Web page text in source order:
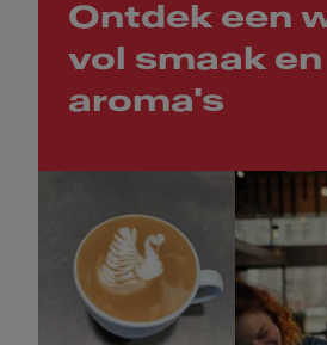
Ontdek een
vol smaak en
aroma's